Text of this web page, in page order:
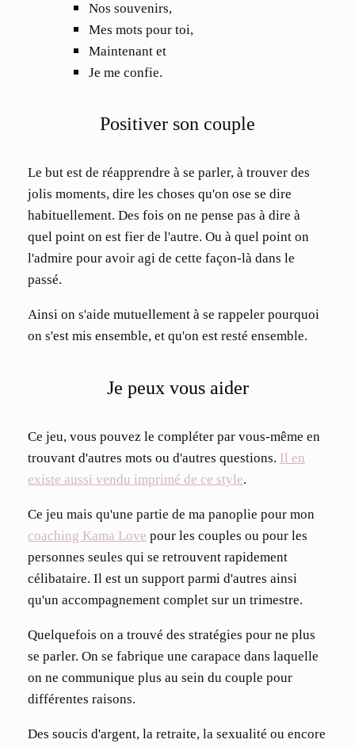
Nos souvenirs,
Mes mots pour toi,
Maintenant et
Je me confie.
Positiver son couple
Le but est de réapprendre à se parler, à trouver des
jolis moments, dire les choses qu'on ose se dire
habituellement. Des fois on ne pense pas à dire à
quel point on est fier de l'autre. Ou à quel point on
l'admire pour avoir agi de cette façon-là dans le
passé.
Ainsi on s'aide mutuellement à se rappeler pourquoi
on s'est mis ensemble, et qu'on est resté ensemble.
Je peux vous aider
Ce jeu, vous pouvez le compléter par vous-même en
trouvant d'autres mots ou d'autres questions. Il en
existe aussi vendu imprimé de ce style.
Ce jeu mais qu'une partie de ma panoplie pour mon
coaching Kama Love pour les couples ou pour les
personnes seules qui se retrouvent rapidement
célibataire. Il est un support parmi d'autres ainsi
qu'un accompagnement complet sur un trimestre.
Quelquefois on a trouvé des stratégies pour ne plus
se parler. On se fabrique une carapace dans laquelle
on ne communique plus au sein du couple pour
différentes raisons.
Des soucis d'argent, la retraite, la sexualité ou encore